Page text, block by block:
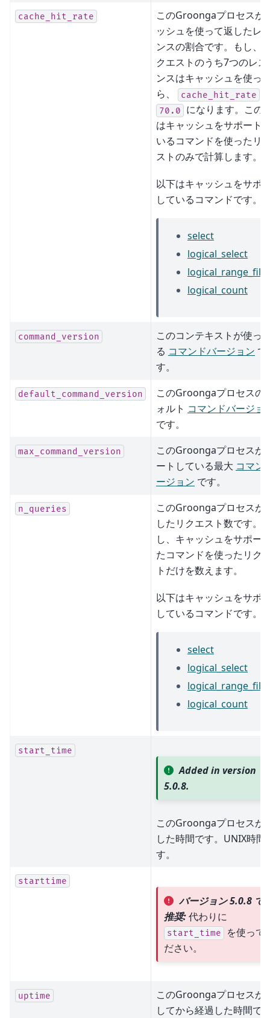
cache_hit_rate
このGroongaプロセスが
ッシュを使って返したレ
ンスの割合です。もし、
クエストのうち7つのレス
ンスはキャッシュを使っ
ら、
cache_hit_rate
70.0
になります。この
はキャッシュをサポート
いるコマンドを使ったリ
ストのみで計算します。
以下はキャッシュをサポ
しているコマンドです。
select
logical_select
logical_count
command_version
このコンテキストが使っ
る コマンドバージョン で
す。
default_command_version
このGroongaプロセスの
ォルト コマンドバージョ
です。
max_command_version
このGroongaプロセスが
ートしている最大 コマン
ージョン です。
n_queries
このGroongaプロセスが
したリクエスト数です。
し、キャッシュをサポー
たコマンドを使ったリク
トだけを数えます。
以下はキャッシュをサポ
しているコマンドです。
select
logical_select
logical_count
start_time
Added in version
5.0.8.
このGroongaプロセスが
した時間です。UNIX時間
す。
starttime
バージョン 5.0.8 で
推奨:代わりに
start_time
を使って
ださい。
uptime
このGroongaプロセスが
してから経過した時間で